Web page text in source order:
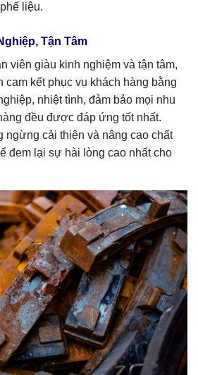
liệu.
Tận Tâm
viên giàu kinh nghiệm và tận tâm,
cam kết phục vụ khách hàng bằng
nhiệt tình, đảm bảo mọi nhu
đều được đáp ứng tốt nhất.
ngừng cải thiện và nâng cao chất
đem lại sự hài lòng cao nhất cho